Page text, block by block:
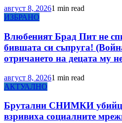
август 8, 20261 min read
ИЗБРАНО
Влюбеният Брад Пит не
бившата си съпруга!
отричането на децата му
август 8, 20261 min read
АКТУАЛНО
Брутални СНИМКИ
взривиха социалните